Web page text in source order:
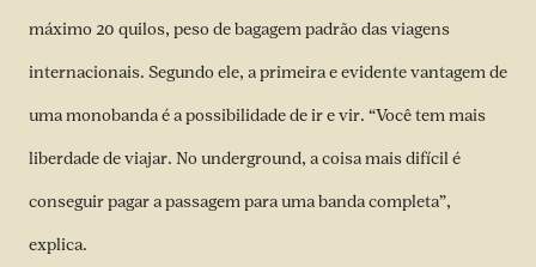
máximo 20 quilos, peso de bagagem padrão das viagens
internacionais. Segundo ele, a primeira e evidente vantagem de
uma monobanda é a possibilidade de ir e vir. “Você tem mais
liberdade de viajar. No underground, a coisa mais difícil é
conseguir pagar a passagem para uma banda completa”,
explica.